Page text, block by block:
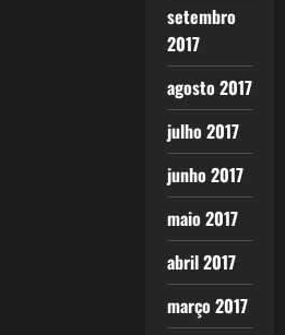
setembro
2017
agosto 2017
julho 2017
junho 2017
maio 2017
abril 2017
março 2017